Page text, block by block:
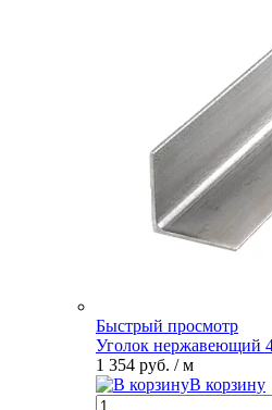
Быстрый просмотр
Уголок нержавеющий
1 354 руб. / м
В корзину